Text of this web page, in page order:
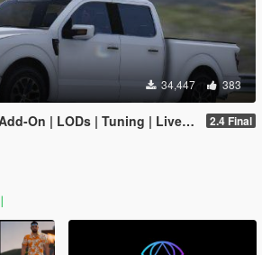
34,447 383
On | LODs | Tuning | Liveries] 2.4 Final